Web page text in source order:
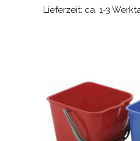
Lieferzeit: ca. 1-3